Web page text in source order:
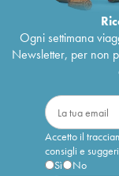
Ogni settimana
Newsletter, per non
Accetto il
consigli e
Sì
No